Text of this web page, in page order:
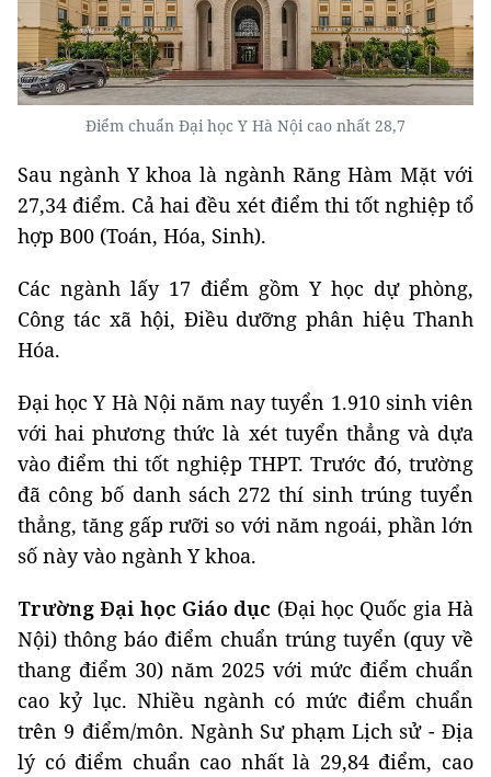
Điểm chuẩn Đại học Y Hà Nội cao nhất 28,7
Sau ngành Y khoa là ngành Răng Hàm Mặt với
27,34 điểm. Cả hai đều xét điểm thi tốt nghiệp tổ
hợp B00 (Toán, Hóa, Sinh).
Các ngành lấy 17 điểm gồm Y học dự phòng,
Công tác xã hội, Điều dưỡng phân hiệu Thanh
Hóa.
Đại học Y Hà Nội năm nay tuyển 1.910 sinh viên
với hai phương thức là xét tuyển thẳng và dựa
vào điểm thi tốt nghiệp THPT. Trước đó, trường
đã công bố danh sách 272 thí sinh trúng tuyển
thẳng, tăng gấp rưỡi so với năm ngoái, phần lớn
số này vào ngành Y khoa.
Trường Đại học Giáo dục (Đại học Quốc gia Hà
Nội) thông báo điểm chuẩn trúng tuyển (quy về
thang điểm 30) năm 2025 với mức điểm chuẩn
cao kỷ lục. Nhiều ngành có mức điểm chuẩn
trên 9 điểm/môn. Ngành Sư phạm Lịch sử - Địa
lý có điểm chuẩn cao nhất là 29,84 điểm, cao